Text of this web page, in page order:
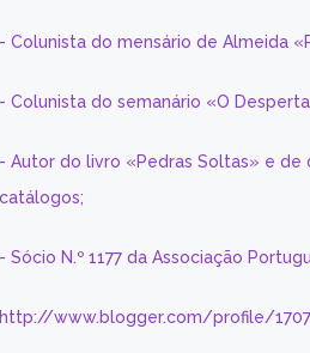
- Colunista do mensário de Almeida
- Colunista do semanário «O
- Autor do livro «Pedras Soltas» e de
catálogos;
- Sócio N.º 1177 da Associação
http://www.blogger.com/profile/